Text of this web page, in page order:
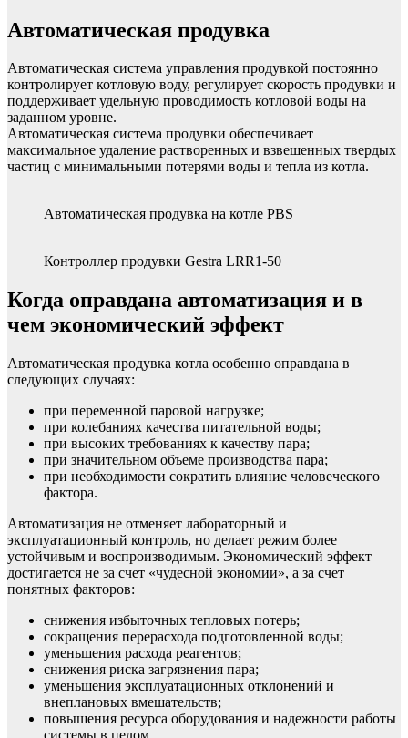
Автоматическая продувка
Автоматическая система управления продувкой постоянно
контролирует котловую воду, регулирует скорость продувки и
поддерживает удельную проводимость котловой воды на
заданном уровне.
Автоматическая система продувки обеспечивает
максимальное удаление растворенных и взвешенных твердых
частиц с минимальными потерями воды и тепла из котла.
Автоматическая продувка на котле PBS
Контроллер продувки Gestra LRR1-50
Когда оправдана автоматизация и в
чем экономический эффект
Автоматическая продувка котла особенно оправдана в
следующих случаях:
при переменной паровой нагрузке;
при колебаниях качества питательной воды;
при высоких требованиях к качеству пара;
при значительном объеме производства пара;
при необходимости сократить влияние человеческого
фактора.
Автоматизация не отменяет лабораторный и
эксплуатационный контроль, но делает режим более
устойчивым и воспроизводимым. Экономический эффект
достигается не за счет «чудесной экономии», а за счет
понятных факторов:
снижения избыточных тепловых потерь;
сокращения перерасхода подготовленной воды;
уменьшения расхода реагентов;
снижения риска загрязнения пара;
уменьшения эксплуатационных отклонений и
внеплановых вмешательств;
повышения ресурса оборудования и надежности работы